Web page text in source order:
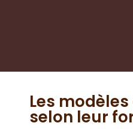
Les
selon leur